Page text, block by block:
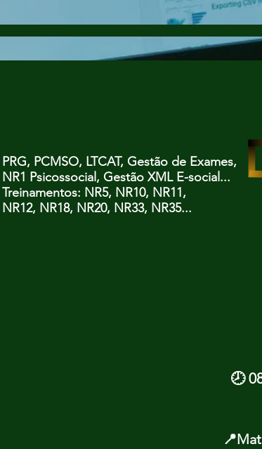
SAÚDE
PRG, PCMSO, LTCAT, Gestão de Exames,
NR1 Psicossocial, Gestão XML E-social...
Treinamentos: NR5, NR10, NR11,
NR12, NR18, NR20, NR33, NR35...
🕗